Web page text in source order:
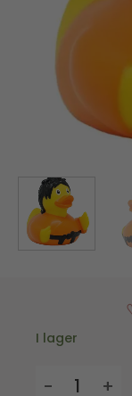
I lager